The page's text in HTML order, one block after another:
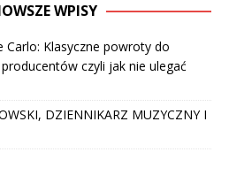
WPISY
Carlo: Klasyczne powroty do
czyli jak nie ulegać
DZIENNIKARZ MUZYCZNY I